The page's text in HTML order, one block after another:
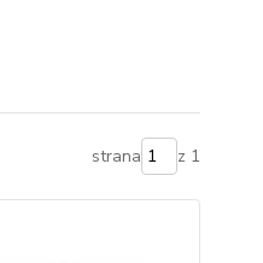
strana z 1